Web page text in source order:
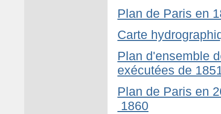
Plan de Paris en
Carte
Plan d'ensemble
exécutées de
Plan de Paris en
1860